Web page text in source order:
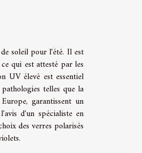
soleil pour l'été. Il est
qui est attesté par les
UV élevé est essentiel
telles que la
garantissent un
d'un spécialiste en
des verres polarisés